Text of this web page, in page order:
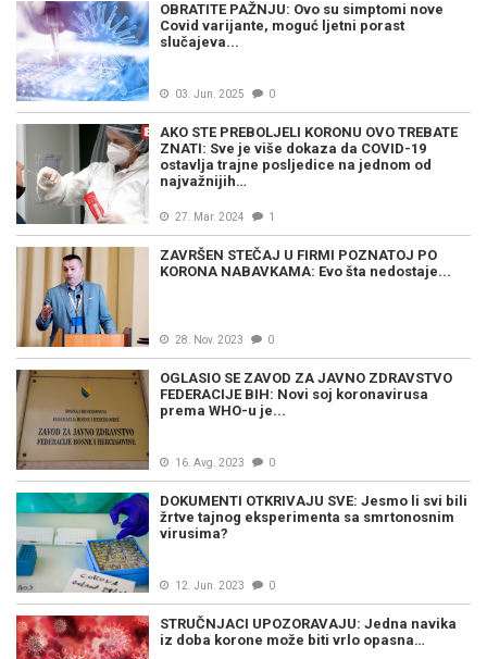
OBRATITE PAŽNJU: Ovo su simptomi nove
Covid varijante, moguć ljetni porast
slučajeva...
03. Jun. 2025 0
AKO STE PREBOLJELI KORONU OVO TREBATE
ZNATI: Sve je više dokaza da COVID-19
ostavlja trajne posljedice na jednom od
najvažnijih…
27. Mar. 2024 1
ZAVRŠEN STEČAJ U FIRMI POZNATOJ PO
KORONA NABAVKAMA: Evo šta nedostaje...
28. Nov. 2023 0
OGLASIO SE ZAVOD ZA JAVNO ZDRAVSTVO
FEDERACIJE BIH: Novi soj koronavirusa
prema WHO-u je...
16. Avg. 2023 0
DOKUMENTI OTKRIVAJU SVE: Jesmo li svi bili
žrtve tajnog eksperimenta sa smrtonosnim
virusima?
12. Jun. 2023 0
STRUČNJACI UPOZORAVAJU: Jedna navika
iz doba korone može biti vrlo opasna…